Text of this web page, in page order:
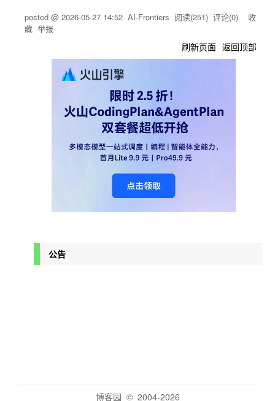
posted @ 2026-05-27 14:52 AI-Frontiers 阅读(251) 评论(0) 收
藏 举报
刷新页面 返回顶部
公告
博客园 © 2004-2026